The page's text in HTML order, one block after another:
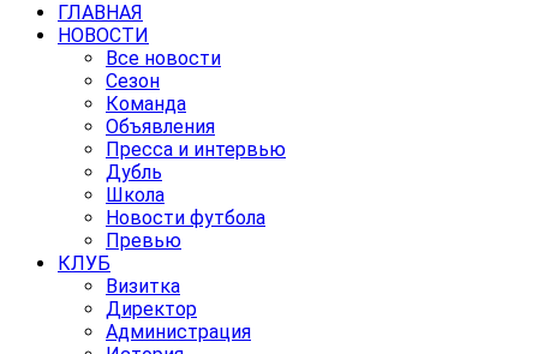
ГЛАВНАЯ
НОВОСТИ
Все новости
Сезон
Команда
Объявления
Пресса и интервью
Дубль
Школа
Новости футбола
Превью
КЛУБ
Визитка
Директор
Администрация